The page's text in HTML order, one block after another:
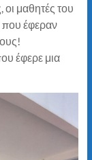
μαθητές του
έφεραν
έφερε μια